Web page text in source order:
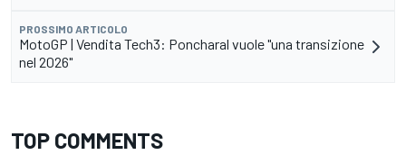
PROSSIMO ARTICOLO
MotoGP | Vendita Tech3: Poncharal vuole "una transizione
nel 2026"
TOP COMMENTS